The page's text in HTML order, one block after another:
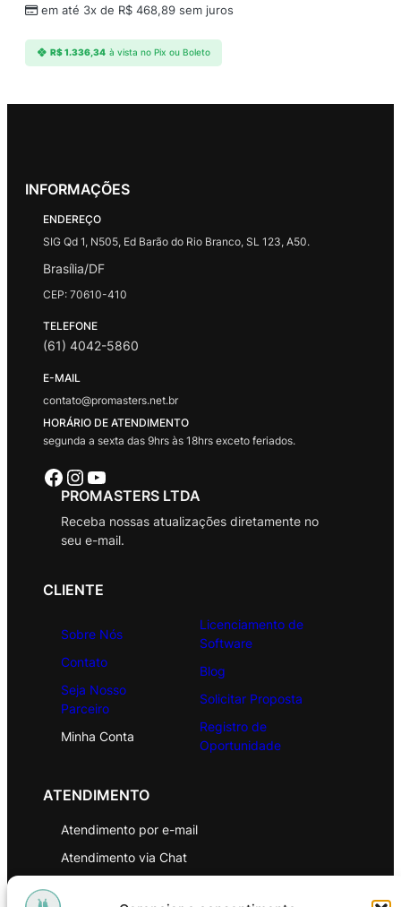
em até 3x de R$ 468,89 sem juros
R$1.336,34 à vista no Pix ou Boleto
INFORMAÇÕES
ENDEREÇO
SIG Qd 1, N505, Ed Barão do Rio Branco, SL 123, A50.
Brasília/DF
CEP: 70610-410
TELEFONE
(61) 4042-5860
E-MAIL
contato@promasters.net.br
HORÁRIO DE ATENDIMENTO
segunda a sexta das 9hrs às 18hrs exceto feriados.
Facebook Instagram Youtube
PROMASTERS LTDA
Receba nossas atualizações diretamente no
seu e-mail.
CLIENTE
Sobre Nós
Contato
Seja Nosso
Parceiro
Minha Conta
Licenciamento de
Software
Blog
Solicitar Proposta
Registro de
Oportunidade
ATENDIMENTO
Atendimento por e-mail
Atendimento via Chat